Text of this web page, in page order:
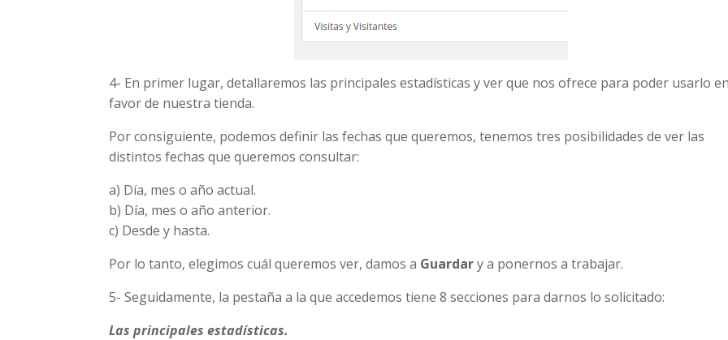
4- En primer lugar, detallaremos las principales estadísticas y ver que nos ofrece para poder usarlo
favor de nuestra tienda.
Por consiguiente, podemos definir las fechas que queremos, tenemos tres posibilidades de ver las
distintos fechas que queremos consultar:
a) Día, mes o año actual.
b) Día, mes o año anterior.
c) Desde y hasta.
Por lo tanto, elegimos cuál queremos ver, damos a Guardary a ponernos a trabajar.
5- Seguidamente, la pestaña a la que accedemos tiene 8 secciones para darnos lo solicitado:
Las principales estadísticas.